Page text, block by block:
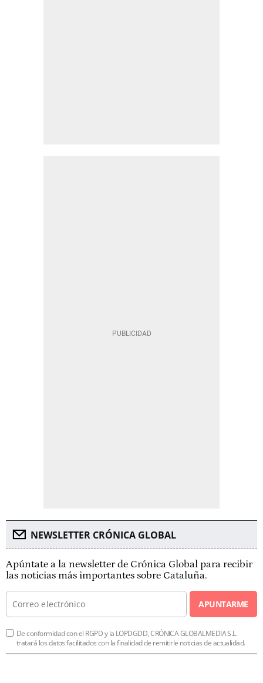
NEWSLETTER CRÓNICA GLOBAL
Apúntate a la newsletter de Crónica Global para recibir
las noticias más importantes sobre Cataluña.
APUNTARME
De conformidad con el RGPD y la LOPDGDD, CRÓNICA GLOBALMEDIA S.L.
tratará los datos facilitados con la finalidad de remitirle noticias de actualidad.